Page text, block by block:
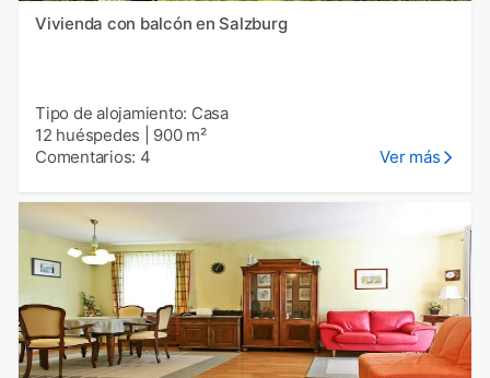
Vivienda con balcón en Salzburg
Tipo de alojamiento: Casa
12 huéspedes
900 m²
Comentarios: 4
Ver más